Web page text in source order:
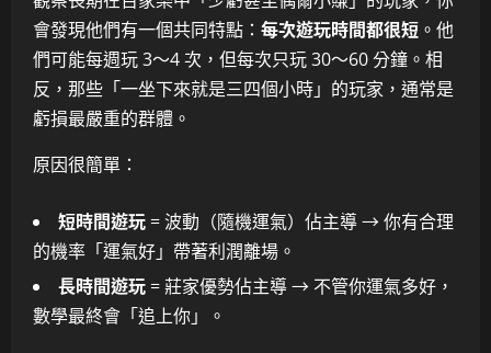
會發現他們有一個共同特點： 每次遊玩時間都很短 。他
們可能每週玩 3～4 次，但每次只玩 30～60 分鐘。相
反，那些「一坐下來就是三四個小時」的玩家，通常是
虧損最嚴重的群體。
原因很簡單：
短時間遊玩 = 波動（隨機運氣）佔主導 → 你有合理
的機率「運氣好」帶著利潤離場。
長時間遊玩 = 莊家優勢佔主導 → 不管你運氣多好，
數學最終會「追上你」。